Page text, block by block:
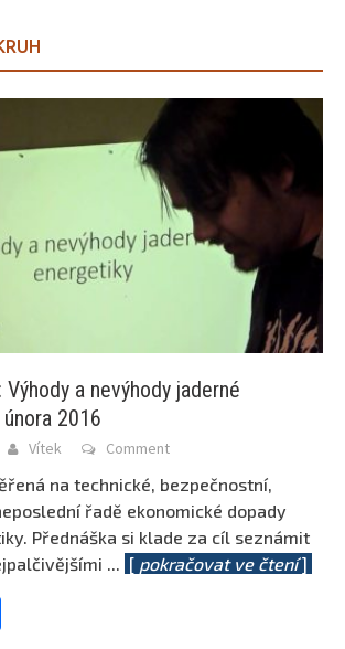
a nevýhody jaderné
2016
Vítek Comment
na technické, bezpečnostní,
řadě ekonomické dopady
Přednáška si klade za cíl seznámit
... [ pokračovat ve čtení]